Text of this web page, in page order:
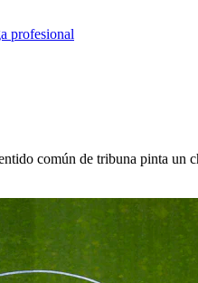
profesional
común de tribuna pinta un